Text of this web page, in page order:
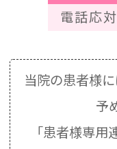
電話応
当院の患者様
予
「患者様専用